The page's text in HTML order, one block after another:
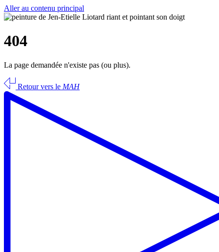
Aller au contenu principal
404
La page demandée n'existe pas (ou plus).
Retour vers le MAH